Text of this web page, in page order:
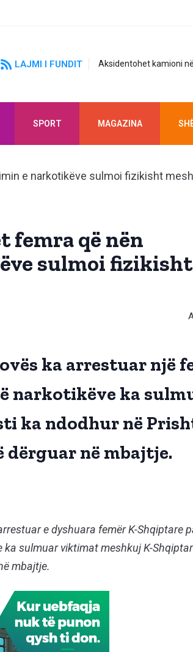
LAJMI I FUNDIT Aksidentohet kamioni
SPORT MAGAZINA
femra që nën
sulmoi fizikisht
ka arrestuar një
narkotikëve ka
ka ndodhur në
dërguar në mbajtje.
e dyshuara femër K-Shqiptare
sulmuar viktimat meshkuj K-
mbajtje.